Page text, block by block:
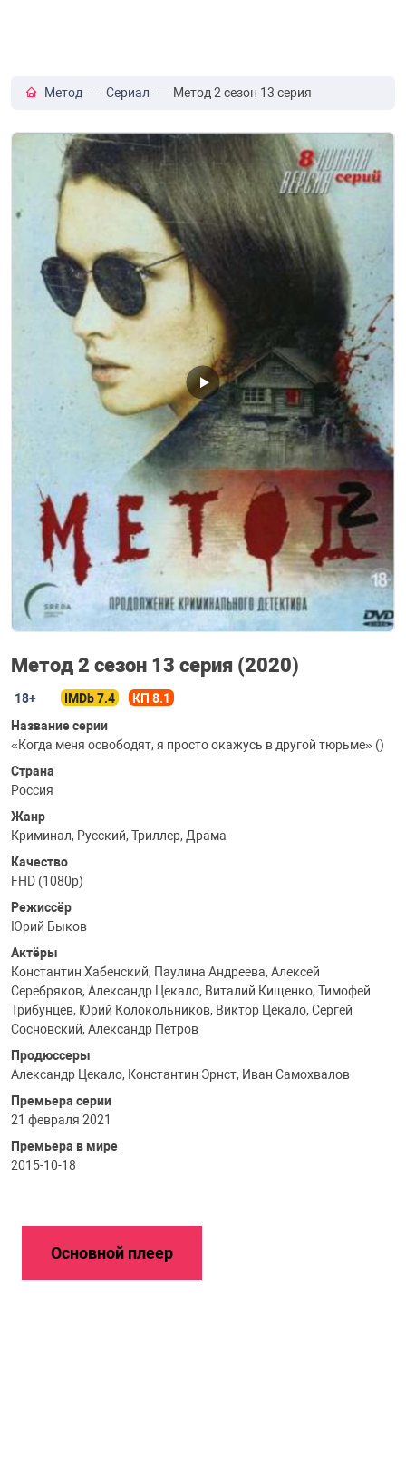
Метод — Сериал — Метод 2 сезон 13 серия
Метод 2 сезон 13 серия (2020)
18+ IMDb 7.4
КП 8.1
Название серии
«Когда меня освободят, я просто окажусь в другой тюрьме» ()
Страна
Россия
Жанр
Криминал, Русский, Триллер, Драма
Качество
FHD (1080p)
Режиссёр
Юрий Быков
Актёры
Константин Хабенский, Паулина Андреева, Алексей
Серебряков, Александр Цекало, Виталий Кищенко, Тимофей
Трибунцев, Юрий Колокольников, Виктор Цекало, Сергей
Сосновский, Александр Петров
Продюссеры
Александр Цекало, Константин Эрнст, Иван Самохвалов
Премьера серии
21 февраля 2021
Премьера в мире
2015-10-18
Основной плеер